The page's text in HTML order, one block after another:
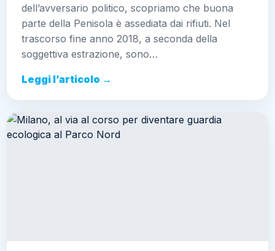
dell’avversario politico, scopriamo che buona
parte della Penisola è assediata dai rifiuti. Nel
trascorso fine anno 2018, a seconda della
soggettiva estrazione, sono…
Leggi l’articolo →